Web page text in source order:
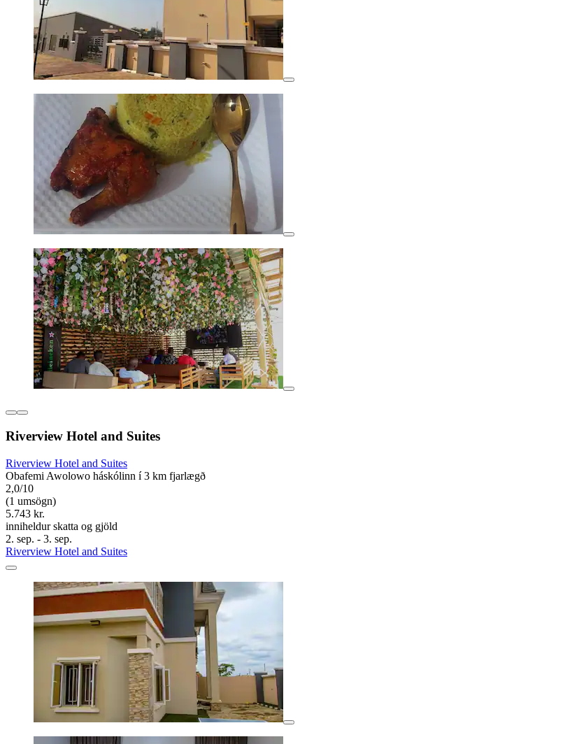
Riverview Hotel and Suites
Riverview Hotel and Suites
Obafemi Awolowo háskólinn í 3 km fjarlægð
2,0/10
(1 umsögn)
5.743 kr.
inniheldur skatta og gjöld
2. sep. - 3. sep.
Riverview Hotel and Suites